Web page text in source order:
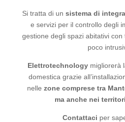
Si tratta di unsistema di
e servizi per il controllo degli
gestione degli spazi abitativi
poco
Elettrotechnology migliorerà
domestica grazie
nelle zone comprese tra
ma anche nei
Contattaci per